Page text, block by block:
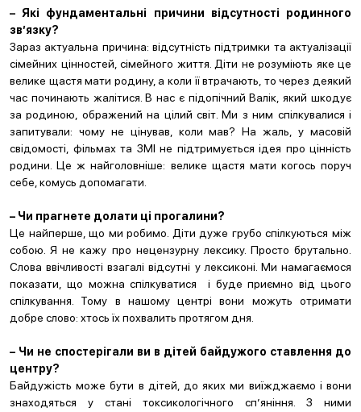
– Які фундаментальні причини відсутності родинного
зв’язку?
Зараз актуальна причина: відсутність підтримки та актуалізації
сімейних цінностей, сімейного життя. Діти не розуміють яке це
велике щастя мати родину, а коли її втрачають, то через деякий
час починають жалітися. В нас є підопічний Валік, який шкодує
за родиною, ображений на цілий світ. Ми з ним спілкувалися і
запитували: чому не цінував, коли мав? На жаль, у масовій
свідомості, фільмах та ЗМІ не підтримується ідея про цінність
родини. Це ж найголовніше: велике щастя мати когось поруч
себе, комусь допомагати.
– Чи прагнете долати ці прогалини?
Це найперше, що ми робимо. Діти дуже грубо спілкуються між
собою. Я не кажу про нецензурну лексику. Просто брутально.
Слова ввічливості взагалі відсутні у лексиконі. Ми намагаємося
показати, що можна спілкуватися і буде приємно від цього
спілкування. Тому в нашому центрі вони можуть отримати
добре слово: хтось їх похвалить протягом дня.
– Чи не спостерігали ви в дітей байдужого ставлення до
центру?
Байдужість може бути в дітей, до яких ми виїжджаємо і вони
знаходяться у стані токсикологічного сп’яніння. З ними